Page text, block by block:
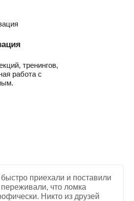
тренингов,
работа с
приехали и поставили
что ломка
Никто из друзей